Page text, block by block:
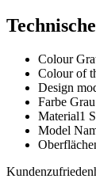
Colour
Colour of
Design
Farbe Grau
Material1
Model